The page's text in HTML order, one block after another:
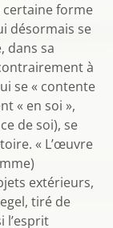
certaine forme
désormais se
dans sa
à
se « contente
« en soi »,
de soi), se
« L’œuvre
extérieurs,
tiré de
l’esprit